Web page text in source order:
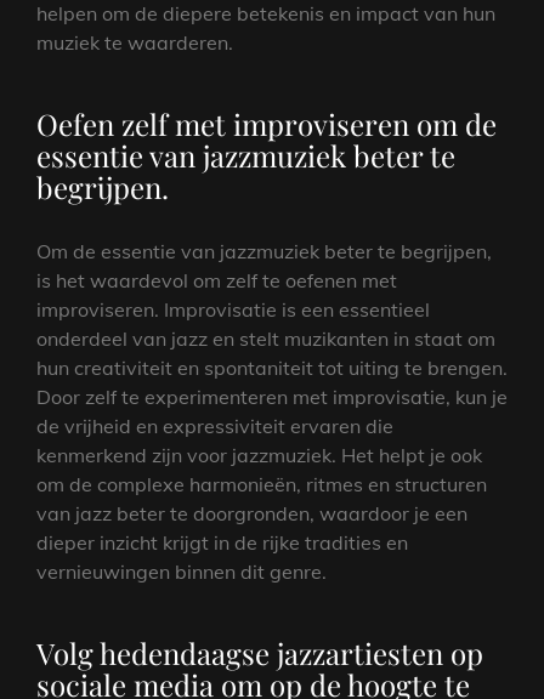
helpen om de diepere betekenis en impact van hun
muziek te waarderen.
Oefen zelf met improviseren om de
essentie van jazzmuziek beter te
begrijpen.
Om de essentie van jazzmuziek beter te begrijpen,
is het waardevol om zelf te oefenen met
improviseren. Improvisatie is een essentieel
onderdeel van jazz en stelt muzikanten in staat om
hun creativiteit en spontaniteit tot uiting te brengen.
Door zelf te experimenteren met improvisatie, kun je
de vrijheid en expressiviteit ervaren die
kenmerkend zijn voor jazzmuziek. Het helpt je ook
om de complexe harmonieën, ritmes en structuren
van jazz beter te doorgronden, waardoor je een
dieper inzicht krijgt in de rijke tradities en
vernieuwingen binnen dit genre.
Volg hedendaagse jazzartiesten op
sociale media om op de hoogte te